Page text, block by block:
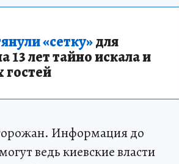
«сетку»для
13 лет тайно искала и
гостей
Информация до
ведь киевские власти